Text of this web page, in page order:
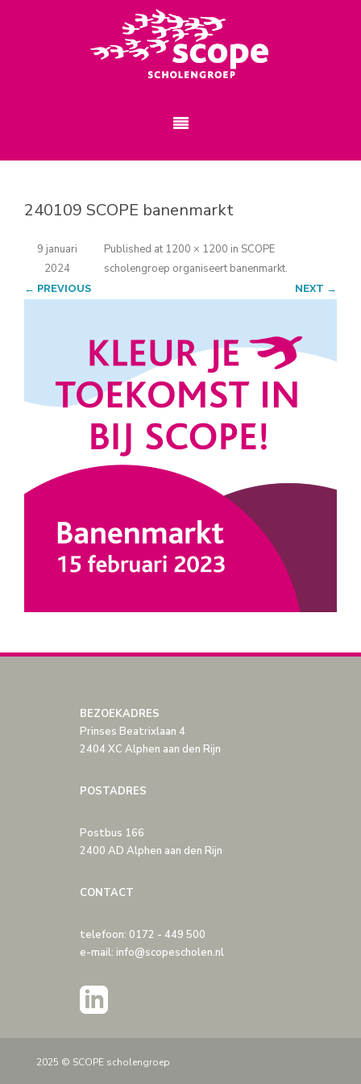
240109 SCOPE banenmarkt
Published
9 januari
2024
at 1200 × 1200 in SCOPE
scholengroep organiseert banenmarkt.
← PREVIOUS NEXT →
BEZOEKADRES
Prinses Beatrixlaan 4
2404 XC Alphen aan den Rijn
POSTADRES
Postbus 166
2400 AD Alphen aan den Rijn
CONTACT
telefoon: 0172 - 449 500
e-mail: info@scopescholen.nl
2025 © SCOPE scholengroep